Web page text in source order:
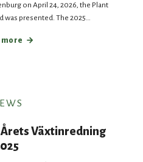
on April 24, 2026, the Plant
was presented. The 2025…
more
Växtinredning